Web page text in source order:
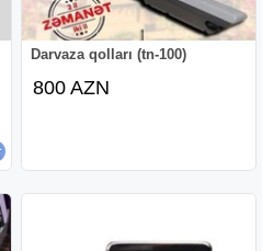
Darvaza qolları (tn-100)
800 AZN